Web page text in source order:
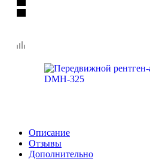
Описание
Отзывы
Дополнительно